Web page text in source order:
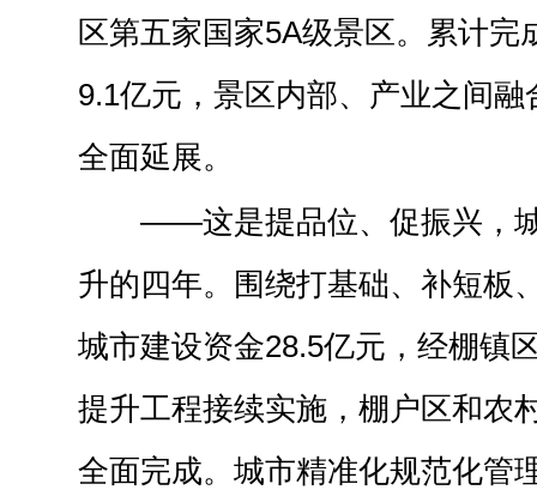
区第五家国家5A级景区。累计完
9.1亿元，景区内部、产业之间
全面延展。
——这是提品位、促振兴，
升的四年。围绕打基础、补短板
城市建设资金28.5亿元，经棚镇
提升工程接续实施，棚户区和农
全面完成。城市精准化规范化管